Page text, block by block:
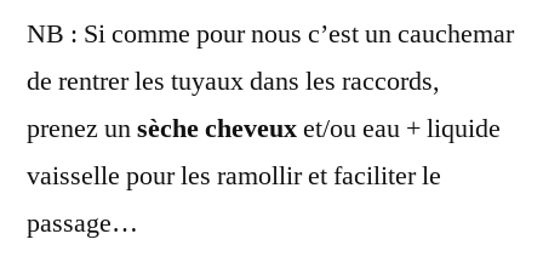
NB : Si comme pour nous c’est un cauchemar
de rentrer les tuyaux dans les raccords,
prenez unsèche cheveuxet/ou eau + liquide
vaisselle pour les ramollir et faciliter le
passage…